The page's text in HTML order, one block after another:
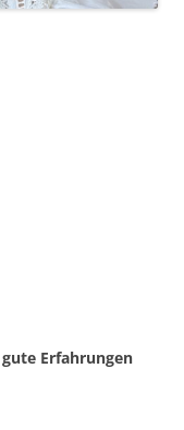
Erfahrungen